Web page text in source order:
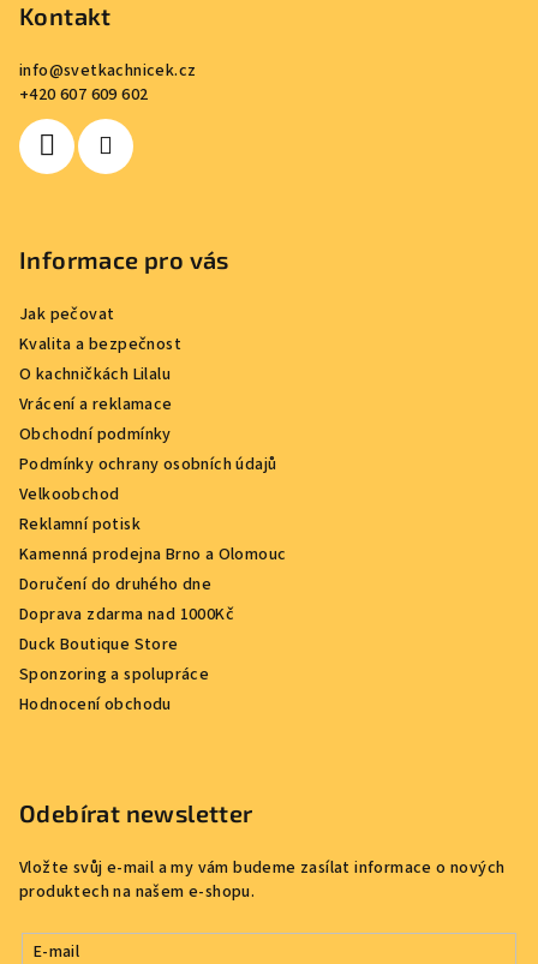
Kontakt
info@svetkachnicek.cz
+420 607 609 602
Informace pro vás
Jak pečovat
Kvalita a bezpečnost
O kachničkách Lilalu
Vrácení a reklamace
Obchodní podmínky
Podmínky ochrany osobních údajů
Velkoobchod
Reklamní potisk
Kamenná prodejna Brno a Olomouc
Doručení do druhého dne
Doprava zdarma nad 1000Kč
Duck Boutique Store
Sponzoring a spolupráce
Hodnocení obchodu
Odebírat newsletter
Vložte svůj e-mail a my vám budeme zasílat informace o nových
produktech na našem e-shopu.
E-mail